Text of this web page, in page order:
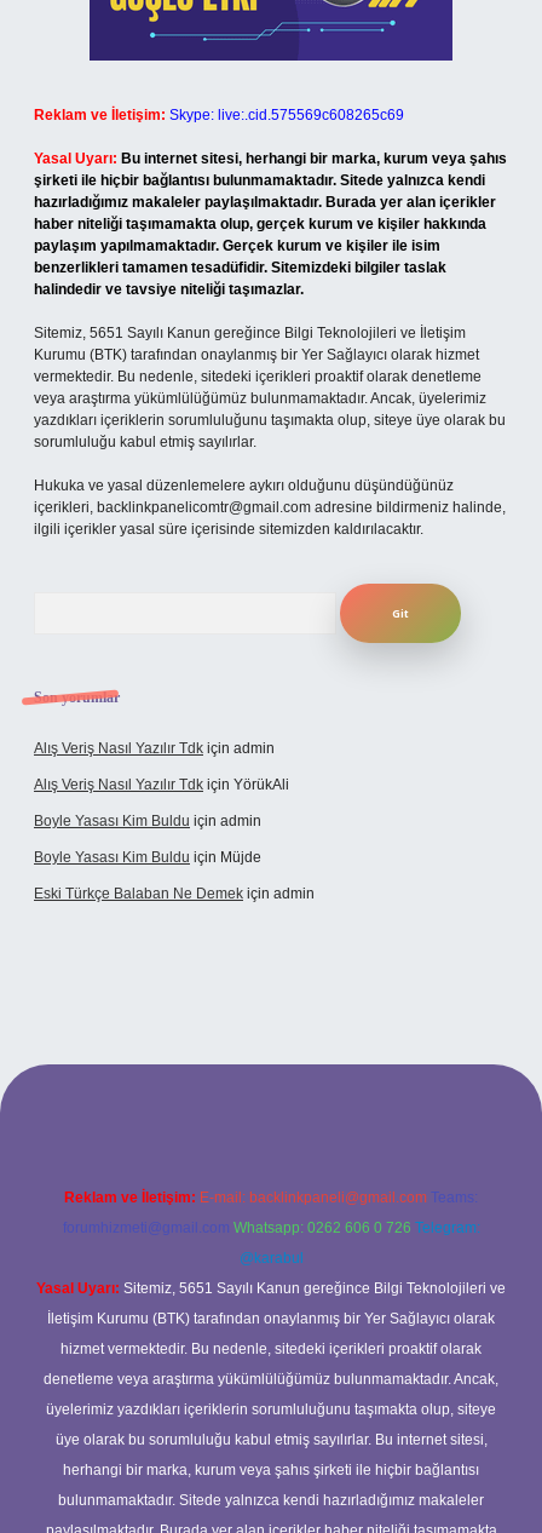
Reklam ve İletişim: Skype: live:.cid.575569c608265c69
Yasal Uyarı: Bu internet sitesi, herhangi bir marka, kurum veya şahıs
şirketi ile hiçbir bağlantısı bulunmamaktadır. Sitede yalnızca kendi
hazırladığımız makaleler paylaşılmaktadır. Burada yer alan içerikler
haber niteliği taşımamakta olup, gerçek kurum ve kişiler hakkında
paylaşım yapılmamaktadır. Gerçek kurum ve kişiler ile isim
benzerlikleri tamamen tesadüfidir. Sitemizdeki bilgiler taslak
halindedir ve tavsiye niteliği taşımazlar.
Sitemiz, 5651 Sayılı Kanun gereğince Bilgi Teknolojileri ve İletişim
Kurumu (BTK) tarafından onaylanmış bir Yer Sağlayıcı olarak hizmet
vermektedir. Bu nedenle, sitedeki içerikleri proaktif olarak denetleme
veya araştırma yükümlülüğümüz bulunmamaktadır. Ancak, üyelerimiz
yazdıkları içeriklerin sorumluluğunu taşımakta olup, siteye üye olarak bu
sorumluluğu kabul etmiş sayılırlar.
Hukuka ve yasal düzenlemelere aykırı olduğunu düşündüğünüz
içerikleri, backlinkpanelicomtr@gmail.com adresine bildirmeniz halinde,
ilgili içerikler yasal süre içerisinde sitemizden kaldırılacaktır.
Son yorumlar
Alış Veriş Nasıl Yazılır Tdk için admin
Alış Veriş Nasıl Yazılır Tdk için YörükAli
Boyle Yasası Kim Buldu için admin
Boyle Yasası Kim Buldu için Müjde
Eski Türkçe Balaban Ne Demek için admin
casino
Reklam ve İletişim: E-mail: backlinkpaneli@gmail.com Teams:
forumhizmeti@gmail.com Whatsapp: 0262 606 0 726 Telegram:
@karabul
Yasal Uyarı: Sitemiz, 5651 Sayılı Kanun gereğince Bilgi Teknolojileri ve
İletişim Kurumu (BTK) tarafından onaylanmış bir Yer Sağlayıcı olarak
hizmet vermektedir. Bu nedenle, sitedeki içerikleri proaktif olarak
denetleme veya araştırma yükümlülüğümüz bulunmamaktadır. Ancak,
üyelerimiz yazdıkları içeriklerin sorumluluğunu taşımakta olup, siteye
üye olarak bu sorumluluğu kabul etmiş sayılırlar. Bu internet sitesi,
herhangi bir marka, kurum veya şahıs şirketi ile hiçbir bağlantısı
bulunmamaktadır. Sitede yalnızca kendi hazırladığımız makaleler